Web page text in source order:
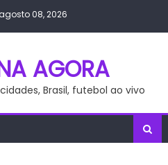
08, 2026
AGORA
Brasil, futebol ao vivo